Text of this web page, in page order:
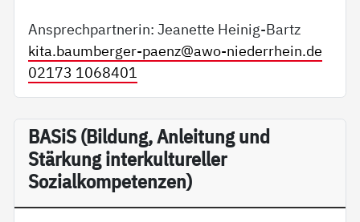
Ansprechpartnerin: Jeanette Heinig-Bartz
kita.baumberger-paenz@awo-niederrhein.de
02173 1068401
BA­SiS (Bildung, Anleitung und
Stärkung interkultureller
Sozialkompetenzen)